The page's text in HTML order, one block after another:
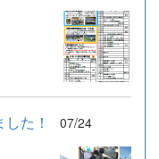
た！ 07/24